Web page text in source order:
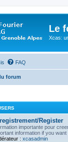
Le
Xcas:
FAQ
forum
Register
importante pour
information if you
: xcasadmin